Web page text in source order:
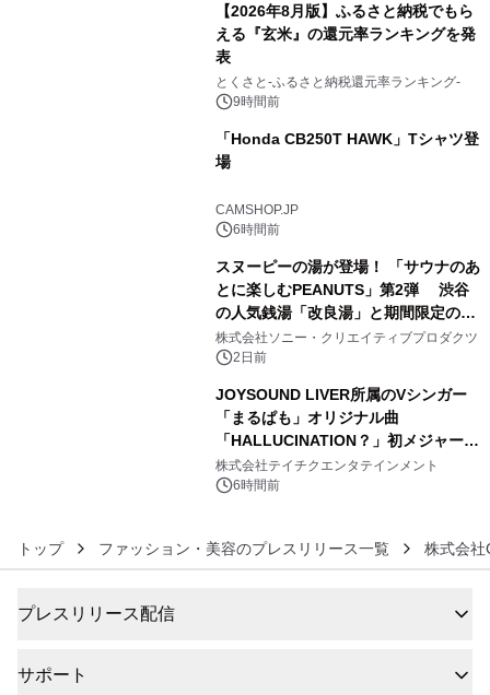
【2026年8月版】ふるさと納税でもら
える『玄米』の還元率ランキングを発
表
とくさと-ふるさと納税還元率ランキング-
9時間前
「Honda CB250T HAWK」Tシャツ登
場
CAMSHOP.JP
6時間前
スヌーピーの湯が登場！ 「サウナのあ
とに楽しむPEANUTS」第2弾 渋谷
の人気銭湯「改良湯」と期間限定のコ
ラボレーション サウナイキタイコラ
ボグッズも発売決定！
株式会社ソニー・クリエイティブプロダクツ
2日前
JOYSOUND LIVER所属のVシンガー
「まるぱも」オリジナル曲
「HALLUCINATION？」初メジャー配
信リリース決定！
株式会社テイチクエンタテインメント
6時間前
トップ ファッション・美容のプレスリリース一覧 株式会社
プレスリリース配信
サポート